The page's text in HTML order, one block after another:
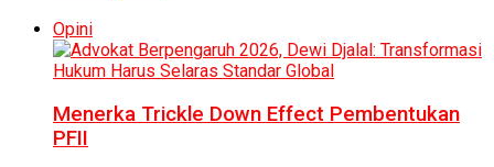
Opini
Menerka Trickle Down Effect Pembentukan
PFII